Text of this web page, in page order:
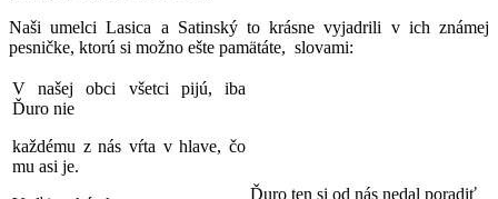
Naši umelci Lasica a Satinský to krásne vyjadrili v ich známej
pesničke, ktorú si možno ešte pamätáte, slovami:
V našej obci všetci pijú, iba
Ďuro nie
každému z nás vŕta v hlave, čo
mu asi je.
Ďuro ten si od nás nedal poradiť